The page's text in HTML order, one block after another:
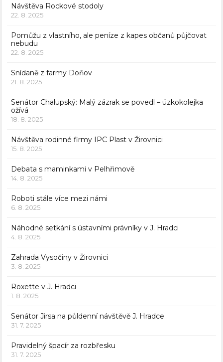
Návštěva Rockové stodoly
22. 8. 2025
Pomůžu z vlastního, ale peníze z kapes občanů půjčovat
nebudu
22. 8. 2025
Snídaně z farmy Doňov
21. 8. 2025
Senátor Chalupský: Malý zázrak se povedl – úzkokolejka
ožívá
18. 8. 2025
Návštěva rodinné firmy IPC Plast v Žirovnici
15. 8. 2025
Debata s maminkami v Pelhřimově
14. 8. 2025
Roboti stále více mezi námi
6. 8. 2025
Náhodné setkání s ústavními právníky v J. Hradci
4. 8. 2025
Zahrada Vysočiny v Žirovnici
3. 8. 2025
Roxette v J. Hradci
1. 8. 2025
Senátor Jirsa na půldenní návštěvě J. Hradce
31. 7. 2025
Pravidelný špacír za rozbřesku
31. 7. 2025